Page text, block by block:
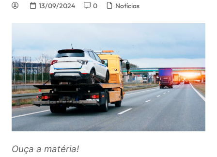
13/09/2024 0 Notícias
Ouça a matéria!